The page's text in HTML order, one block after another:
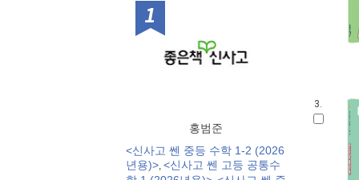
1위
홍범준
<신사고 쎈 중등 수학 1-2 (2026
년용)>, <신사고 쎈 고등 공통수
3.